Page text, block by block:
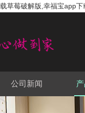
草莓破解版,幸福宝app
公司新闻